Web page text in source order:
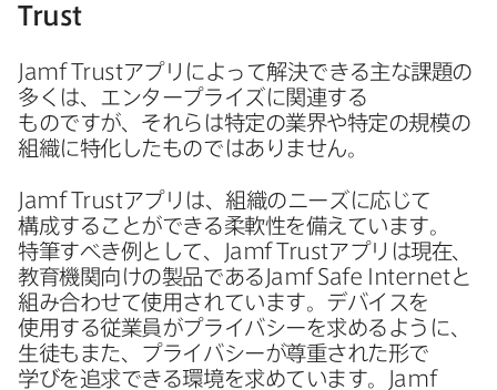
Trust
Jamf Trustアプリに​よって​解決できる​主な​課題の​
多くは、​エンタープライズに​関連する​
ものですが、​それらは​特定の​業界や​特定の​規模の​
組織に​特化した​ものでは​ありません。
Jamf Trustアプリは、​組織の​ニーズに​応じて​
構成する​ことができる​柔軟性を​備えています。​
特筆すべき例と​して、
Jamf Trustアプリは​現在、​
教育機関向けの​製品である Jamf Safe Internetと​
組み合わせて​使用されています。​デバイスを​
使用する​従業員が​プライバシーを​求めるように、​
生徒も​また、​プライバシーが​尊重された​形で​
学びを​追求できる​環境を​求めています。
Jamf